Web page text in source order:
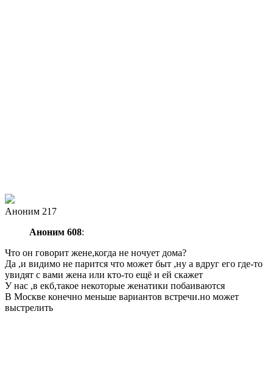
Аноним 217
Аноним 608:
Что он говорит жене,когда не ночует дома?
Да ,и видимо не парится что может быт ,ну а вдруг его где-то
увидят с вами жена или кто-то ещё и ей скажет
У нас ,в екб,такое некоторые женатики побаиваются
В Москве конечно меньше вариантов встречи.но может
выстрелить